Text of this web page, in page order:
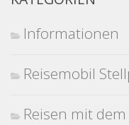
Informationen
Reisemobil
Reisen mit